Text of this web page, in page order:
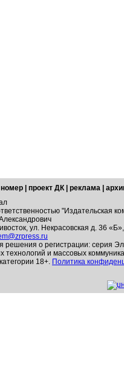
проект ДК реклама
"Издательская
ул. Некрасовская д. 36
решения о регистрации: серия
и массовых
18+. Политика